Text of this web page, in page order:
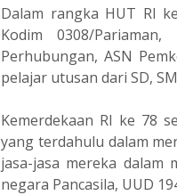
Dalam rangka HUT RI
Kodim 0308/
Perhubungan, ASN
pelajar utusan dari SD,
Kemerdekaan RI ke 78
yang terdahulu dalam
jasa-jasa mereka dalam
negara Pancasila, UUD